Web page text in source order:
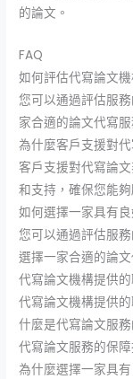
的論文。
FAQ
如何評估代寫論文
您可以通過評估服
家合適的論文代寫服
為什麼客戶支援對
客戶支援對代寫論
和支持，確保您能
如何選擇一家具有
您可以通過評估服
選擇一家合適的論文
代寫論文機構提供
代寫論文機構提供
什麼是代寫論文服
代寫論文服務的保
為什麼選擇一家具